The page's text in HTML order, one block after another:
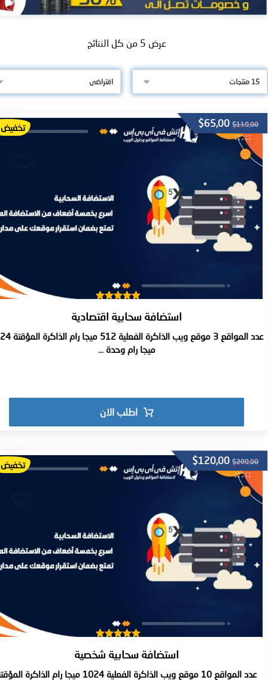
عرض ⁦5⁩ من كل النتائج
استضافة سحابية اقتصادية
عدد المواقع 3 موقع ويب الذاكرة
ميجا رام وحدة ...
5.00
$110,00
$65,00
اطلب الان
استضافة سحابية شخصية
عدد المواقع 10 موقع ويب الذاكرة الفعلية 1024 ميجا رام الذاكرة
5.00
من 5
$200,00
$120,00